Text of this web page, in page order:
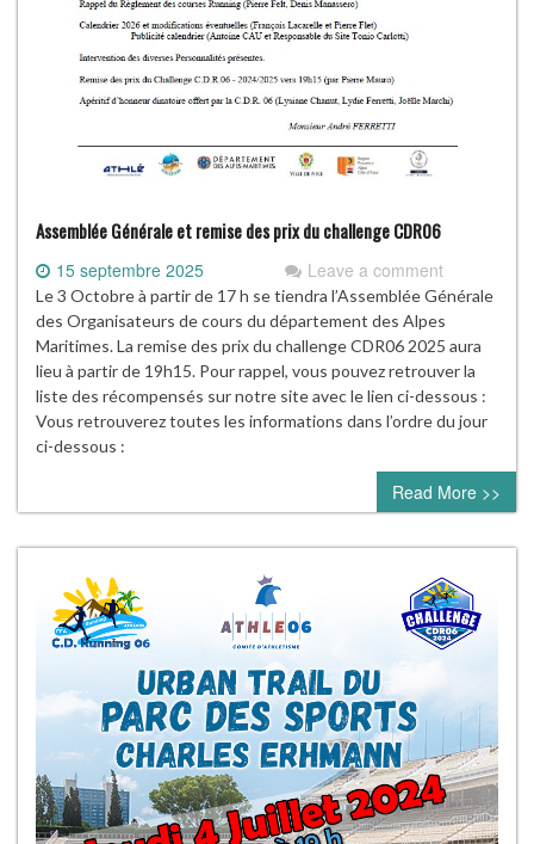
Assemblée Générale et remise des prix du challenge CDR06
15 septembre 2025 Leave a comment
Le 3 Octobre à partir de 17 h se tiendra l’Assemblée Générale
des Organisateurs de cours du département des Alpes
Maritimes. La remise des prix du challenge CDR06 2025 aura
lieu à partir de 19h15. Pour rappel, vous pouvez retrouver la
liste des récompensés sur notre site avec le lien ci-dessous :
Vous retrouverez toutes les informations dans l’ordre du jour
ci-dessous :
Read More >>